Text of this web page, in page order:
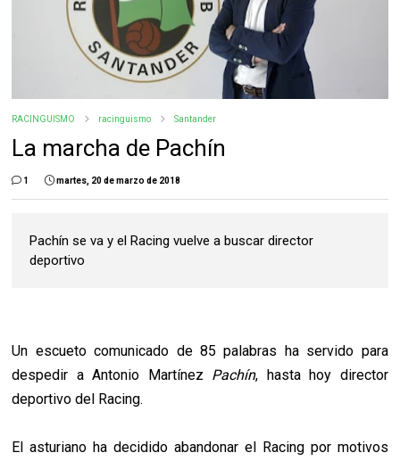
RACINGUISMO racinguismo Santander
La marcha de Pachín
1 martes, 20 de marzo de 2018
Pachín se va y el Racing vuelve a buscar director
deportivo
Un escueto comunicado de 85 palabras ha servido para
despedir a Antonio Martínez Pachín, hasta hoy director
deportivo del Racing.
El asturiano ha decidido abandonar el Racing por motivos